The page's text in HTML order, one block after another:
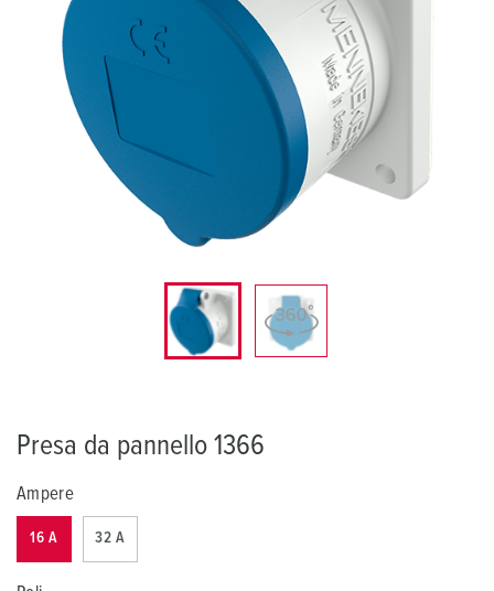
Presa da pannello 1366
Ampere
16 A 32 A